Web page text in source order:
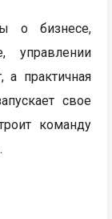
о бизнесе,
управлении
а практичная
свое
команду